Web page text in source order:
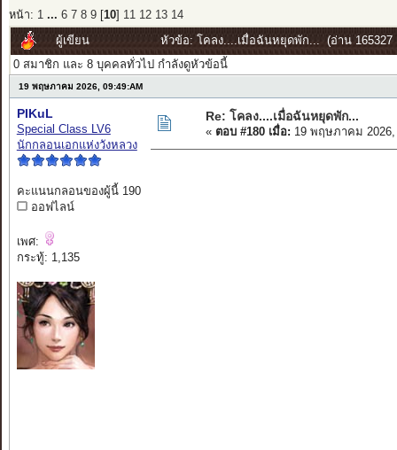
หน้า: 1 ... 6 7 8 9[ 10] 11 12 13 14
ผู้เขียน
หัวข้อ: โคลง....เมื่อฉันหยุดพัก... (อ่าน 165327
0 สมาชิก และ 8 บุคคลทั่วไป กำลังดูหัวข้อนี้
19 พฤษภาคม 2026, 09:49:AM
PIKuL
Special Class LV6
นักกลอนเอกแห่งวังหลวง
คะแนนกลอนของผู้นี้ 190
ออฟไลน์
เพศ:
กระทู้: 1,135
Re: โคลง....เมื่อฉันหยุดพัก...
« ตอบ #180 เมื่อ: 19 พฤษภาคม 2026,